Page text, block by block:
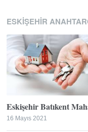
ESKIŞEHIR
Eskişehir Batıkent
16 Mayıs 2021